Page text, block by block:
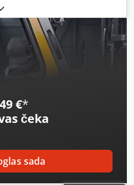
Oprema:
за претходно
WDO 160 x 315
мерни уређај са
са 30-струким
x 600 mm
€*
čeka
sada